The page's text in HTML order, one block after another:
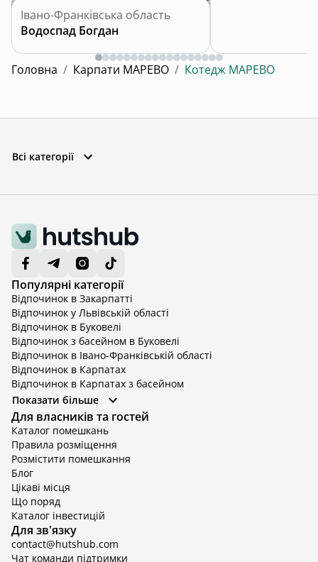
Івано-Франківська область
Водоспад Богдан
Головна / Карпати МАРЕВО / Котедж МАРЕВО
Всі категорії
Популярні категорії
Відпочинок в Закарпатті
Відпочинок у Львівській області
Відпочинок в Буковелі
Відпочинок з басейном в Буковелі
Відпочинок в Івано-Франківській області
Відпочинок в Карпатах
Відпочинок в Карпатах з басейном
Відпочинок в Київській області
Відпочинок в Київській області з басейном
Відпочинок в Тернопільській області
Відпочинок у Вінницькій області
Відпочинок в Яремче
Відпочинок у Львівській області з басейном
Відпочинок з басейном в Тернопільській області
Показати більше
Для власників та гостей
Каталог помешкань
Правила розміщення
Розмістити помешкання
Блог
Цікаві місця
Що поряд
Каталог інвестицій
Для зв'язку
contact@hutshub.com
Чат команди підтримки